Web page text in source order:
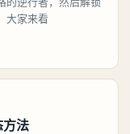
大家来看
方法